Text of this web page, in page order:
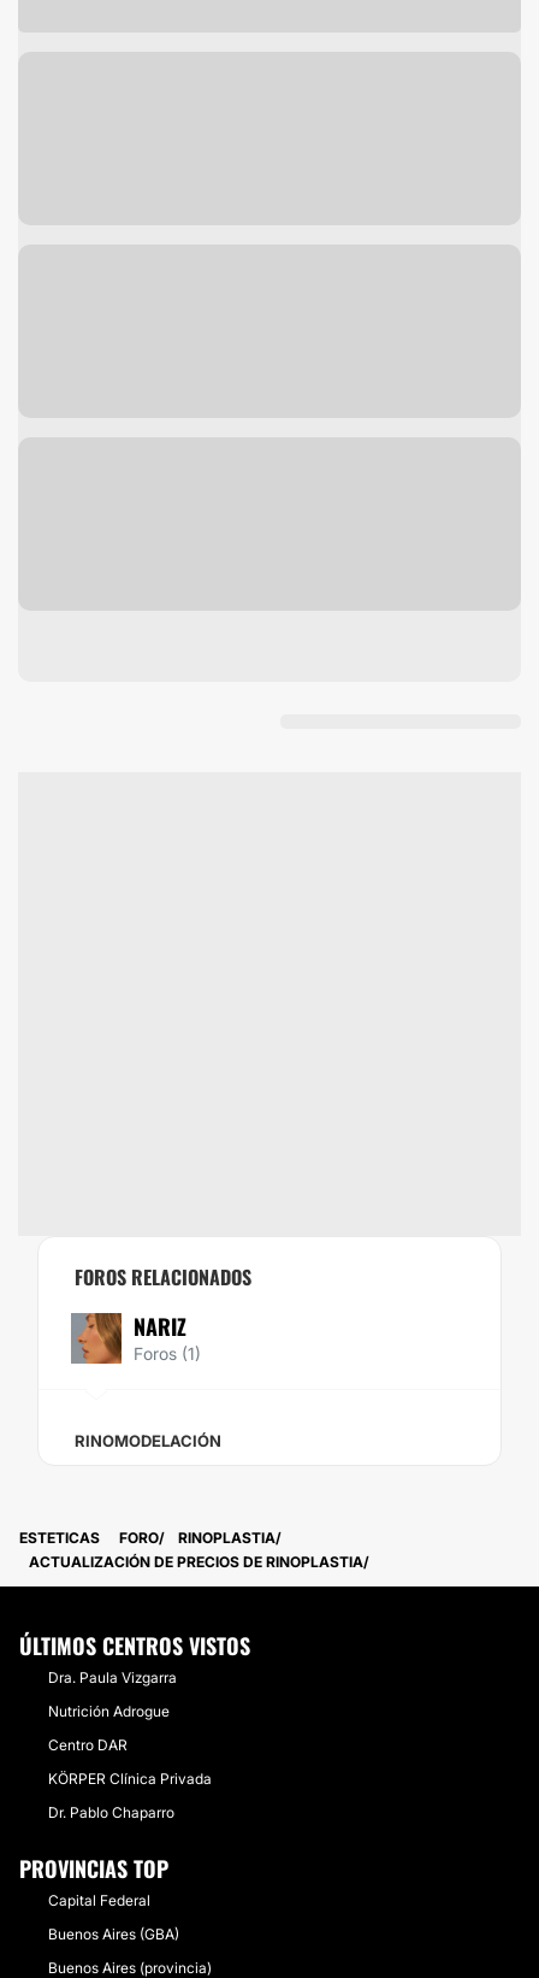
FOROS RELACIONADOS
NARIZ
Foros (1)
RINOMODELACIÓN
ESTETICAS FORO
RINOPLASTIA
ACTUALIZACIÓN DE PRECIOS DE RINOPLASTIA
ÚLTIMOS CENTROS VISTOS
Dra. Paula Vizgarra
Nutrición Adrogue
Centro DAR
KÖRPER Clínica Privada
Dr. Pablo Chaparro
PROVINCIAS TOP
Capital Federal
Buenos Aires (GBA)
Buenos Aires (provincia)